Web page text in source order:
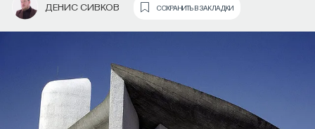
ДЕНИС СИВКОВ СОХРАНИТЬ В ЗАКЛАДКИ